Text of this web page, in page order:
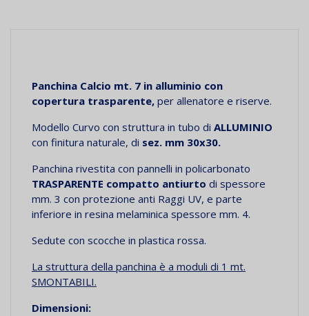
Panchina Calcio mt. 7 in alluminio con
copertura trasparente, per allenatore e riserve.
Modello Curvo con struttura in tubo di ALLUMINIO
con finitura naturale, di sez. mm 30x30.
Panchina rivestita con pannelli in policarbonato
TRASPARENTE compatto antiurto di spessore
mm. 3 con protezione anti Raggi UV, e parte
inferiore in resina melaminica spessore mm. 4.
Sedute con scocche in plastica rossa.
La struttura della panchina è a moduli di 1 mt.
SMONTABILI.
Dimensioni: